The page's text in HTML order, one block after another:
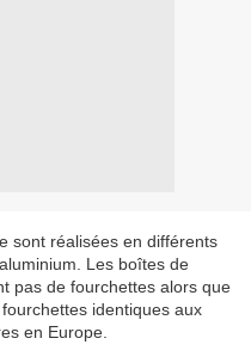
sont réalisées en différents
Les boîtes de
pas de fourchettes alors que
identiques aux
en Europe.